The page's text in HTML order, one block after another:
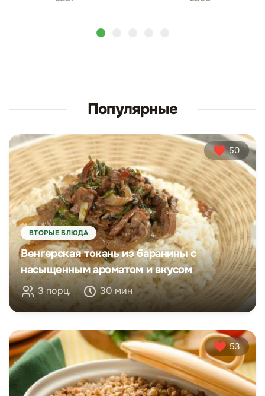
Популярные
50
ВТОРЫЕ БЛЮДА
Венгерская токань из баранины с
насыщенным ароматом и вкусом
3 порц. 30 мин
53